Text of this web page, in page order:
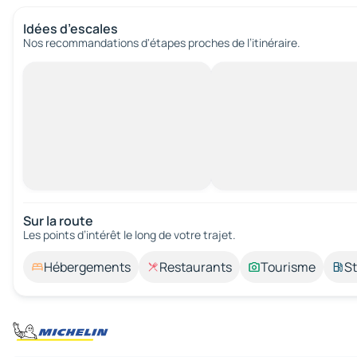
Idées d’escales
Nos recommandations d'étapes proches de l’itinéraire.
Sur la route
Les points d’intérêt le long de votre trajet.
Hébergements Restaurants Tourisme